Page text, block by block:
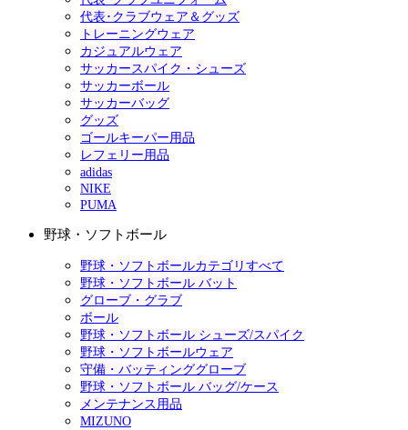
代表･クラブウェア＆グッズ
トレーニングウェア
カジュアルウェア
サッカースパイク・シューズ
サッカーボール
サッカーバッグ
グッズ
ゴールキーパー用品
レフェリー用品
adidas
NIKE
PUMA
野球・ソフトボール
野球・ソフトボールカテゴリすべて
野球・ソフトボール バット
グローブ・グラブ
ボール
野球・ソフトボール シューズ/スパイク
野球・ソフトボールウェア
守備・バッティンググローブ
野球・ソフトボール バッグ/ケース
メンテナンス用品
MIZUNO